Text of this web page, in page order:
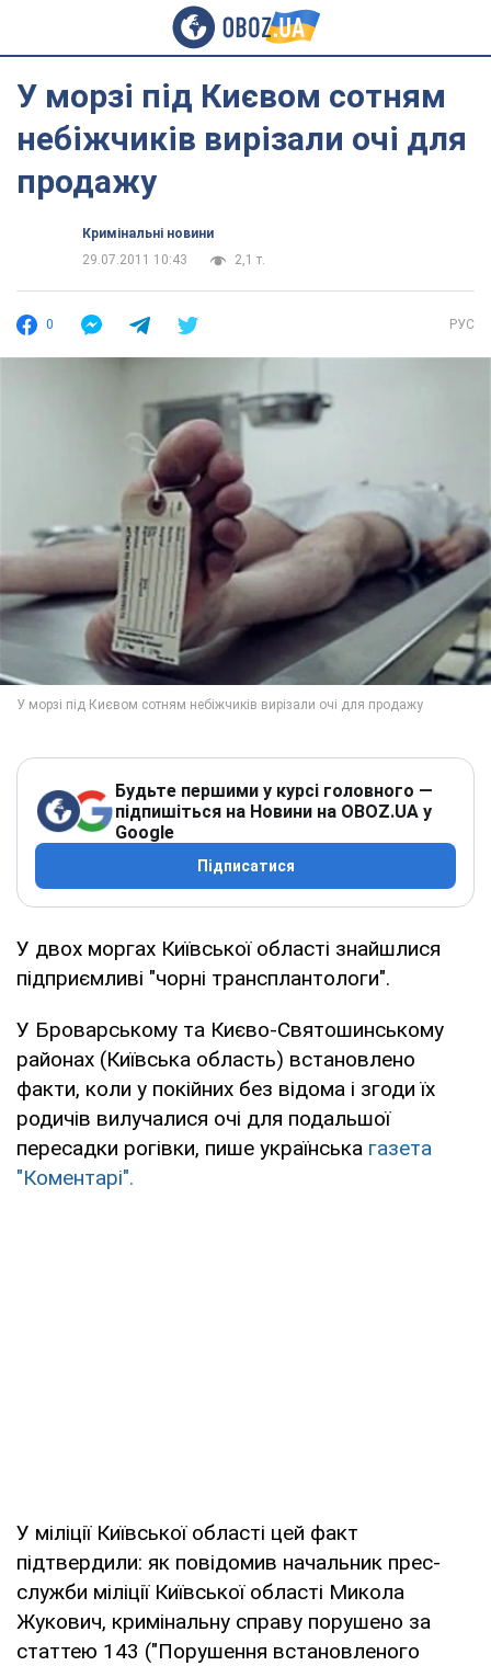
У морзі під Києвом сотням
небіжчиків вирізали очі для
продажу
Кримінальні новини
29.07.2011 10:43
2,1 т.
0 РУС
Будьте першими у курсі головного —
підпишіться на Новини на OBOZ.UA у
Google
Підписатися
У двох моргах Київської області знайшлися
підприємливі "чорні трансплантологи".
У Броварському та Києво-Святошинському
районах (Київська область) встановлено
факти, коли у покійних без відома і згоди їх
родичів вилучалися очі для подальшої
пересадки рогівки, пише українська газета
"Коментарі".
У міліції Київської області цей факт
підтвердили: як повідомив начальник прес-
служби міліції Київської області Микола
Жукович, кримінальну справу порушено за
статтею 143 ("Порушення встановленого